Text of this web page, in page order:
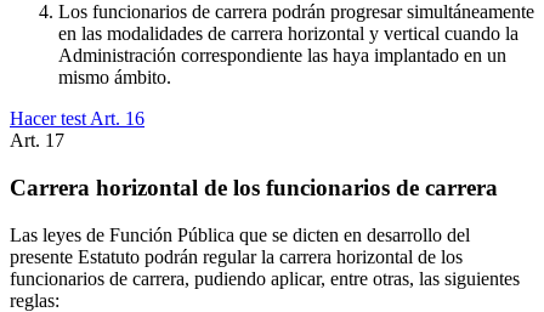
Los funcionarios de carrera podrán progresar simultáneamente
en las modalidades de carrera horizontal y vertical cuando la
Administración correspondiente las haya implantado en un
mismo ámbito.
Hacer test Art. 16
Art. 17
Carrera horizontal de los funcionarios de carrera
Las leyes de Función Pública que se dicten en desarrollo del
presente Estatuto podrán regular la carrera horizontal de los
funcionarios de carrera, pudiendo aplicar, entre otras, las siguientes
reglas: